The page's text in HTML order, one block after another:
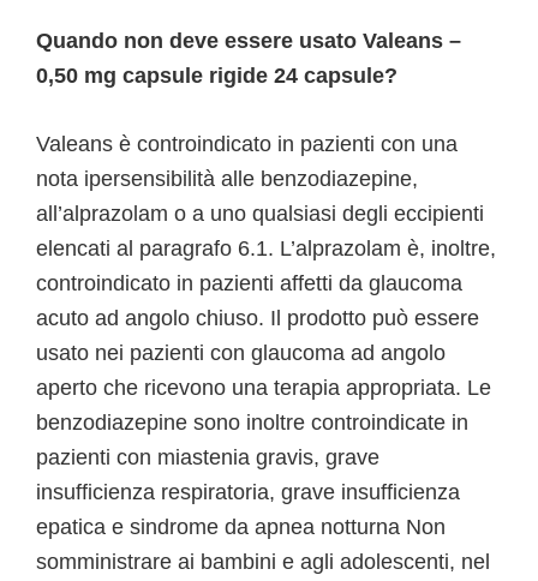
Quando non deve essere usato Valeans –
0,50 mg capsule rigide 24 capsule?
Valeans è controindicato in pazienti con una
nota ipersensibilità alle benzodiazepine,
all’alprazolam o a uno qualsiasi degli eccipienti
elencati al paragrafo 6.1. L’alprazolam è, inoltre,
controindicato in pazienti affetti da glaucoma
acuto ad angolo chiuso. Il prodotto può essere
usato nei pazienti con glaucoma ad angolo
aperto che ricevono una terapia appropriata. Le
benzodiazepine sono inoltre controindicate in
pazienti con miastenia gravis, grave
insufficienza respiratoria, grave insufficienza
epatica e sindrome da apnea notturna Non
somministrare ai bambini e agli adolescenti, nel